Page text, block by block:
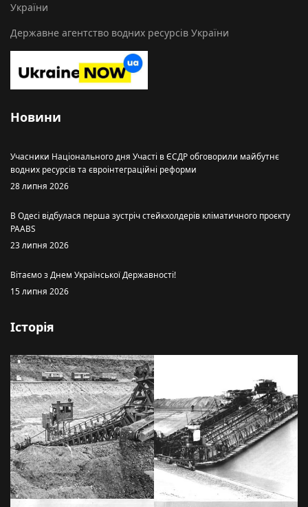
України
Державне агентство водних ресурсів України
Новини
Учасники Національного дня Участі в ЄСДР обговорили майбутнє
водних ресурсів та євроінтеграційні реформи
28 липня 2026
В Одесі відбулася перша зустріч стейкхолдерів кліматичного проєкту
PAABS
23 липня 2026
Вітаємо з Днем Української Державності!
15 липня 2026
Історія